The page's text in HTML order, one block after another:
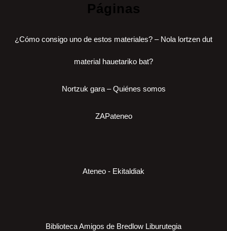
Páginas
¿Cómo consigo uno de estos materiales? – Nola lortzen dut
material hauetariko bat?
Nortzuk gara – Quiénes somos
ZAPateneo
Ateneo - Ekitaldiak
Biblioteca Amigos de Bredlow Liburutegia